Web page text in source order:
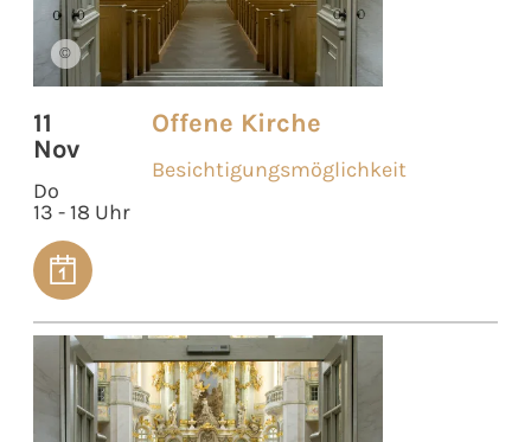
©
11
Nov
Do
13 - 18 Uhr
Offene Kirche
Besichtigungsmöglichkeit